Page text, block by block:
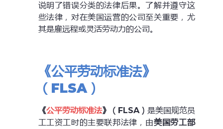
说明了错误分类的法律后果。了解并遵守这
些法律，对在美国运营的公司至关重要，尤
其是雇远程或灵活劳动力的公司。
《公平劳动标准法》
（FLSA）
《公平劳动标准法》（FLSA） 是美国规范员
工工资工时的主要联邦法律，由美国劳工部